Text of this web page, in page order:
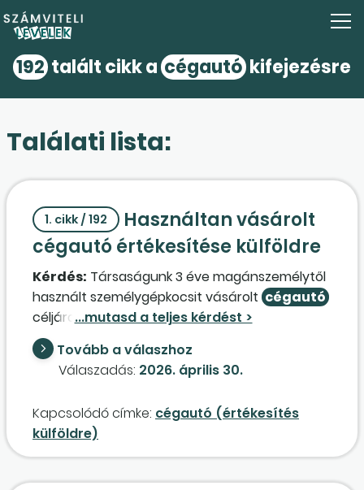
192 talált cikk a cégautó kifejezésre
Találati lista:
1. cikk / 192
Használtan vásárolt
cégautó értékesítése külföldre
Kérdés: Társaságunk 3 éve magánszemélytől
használt személygépkocsit vásárolt cégautó
céljára. A vásárlás során áfa felszámítására
természetesen nem került sor. A
személygépkocsitcégautó
Mindvégig bevallottuk és megfizettük a
személygépkocsit osztrák állampolgár
magánszemély részére. Az értékesítés során
az Áfa-tv. 87. §-ára tekintettel fel kell
számolnunk áfát, vagy nem?
Tovább a válaszhoz
Válaszadás: 2026. április 30.
Kapcsolódó címke: cégautó (értékesítés
külföldre)